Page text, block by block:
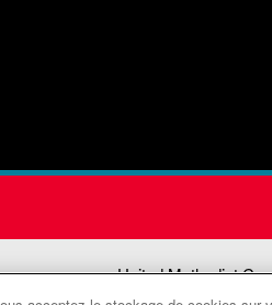
United Methodist